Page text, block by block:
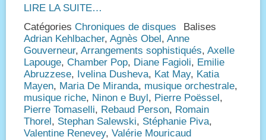
LIRE LA SUITE…
Catégories Chroniques de disques
Balises
Adrian Kehlbacher, Agnès Obel, Anne
Gouverneur, Arrangements sophistiqués, Axelle
Lapouge, Chamber Pop, Diane Fagioli, Emilie
Abruzzese, Ivelina Dusheva, Kat May, Katia
Mayen, Maria De Miranda, musique orchestrale,
musique riche, Ninon e Buyl, Pierre Poëssel,
Pierre Tomaselli, Rebaud Person, Romain
Thorel, Stephan Salewski, Stéphanie Piva,
Valentine Renevey, Valérie Mouricaud